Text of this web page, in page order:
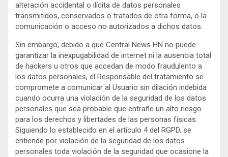
alteración accidental o ilícita de datos personales
transmitidos, conservados o tratados de otra forma, o la
comunicación o acceso no autorizados a dichos datos.
Sin embargo, debido a que Central News HN no puede
garantizar la inexpugabilidad de internet ni la ausencia total
de hackers u otros que accedan de modo fraudulento a
los datos personales, el Responsable del tratamiento se
compromete a comunicar al Usuario sin dilación indebida
cuando ocurra una violación de la seguridad de los datos
personales que sea probable que entrañe un alto riesgo
para los derechos y libertades de las personas físicas.
Siguiendo lo establecido en el artículo 4 del RGPD, se
entiende por violación de la seguridad de los datos
personales toda violación de la seguridad que ocasione la